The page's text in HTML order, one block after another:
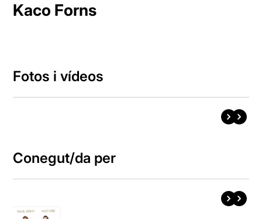
Kaco Forns
Fotos i vídeos
Conegut/da per